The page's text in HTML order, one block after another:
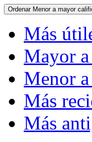
Ordenar Menor a mayor
Más
Mayor
Menor
Más
Más